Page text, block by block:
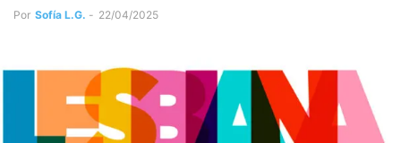
Por Sofía L.G. - 22/04/2025